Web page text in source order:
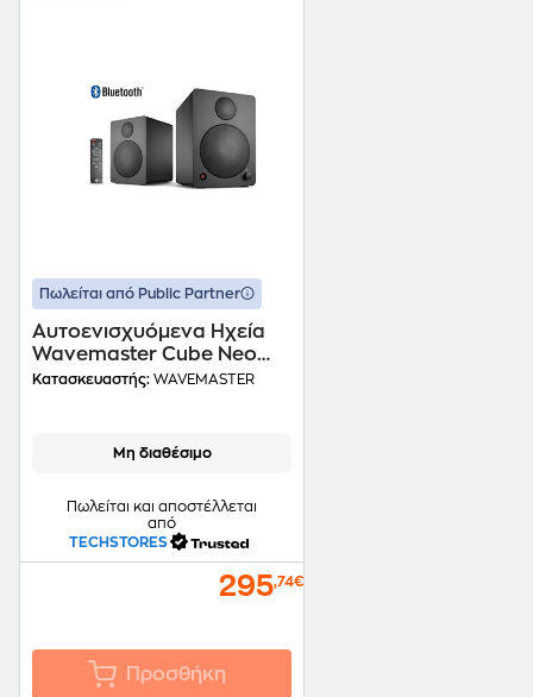
Πωλείται από Public Partner
Αυτοενισχυόμενα Ηχεία
Wavemaster Cube Neo
Mini 36W - Black
Κατασκευαστής: WAVEMASTER
Μη διαθέσιμο
Πωλείται και αποστέλλεται
από
TECHSTORES
295,74€
Προσθήκη